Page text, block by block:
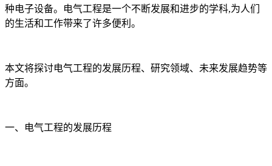
种电子设备。电气工程是一个不断发展和进步的学科,为人们
的生活和工作带来了许多便利。
本文将探讨电气工程的发展历程、研究领域、未来发展趋势等
方面。
一、电气工程的发展历程